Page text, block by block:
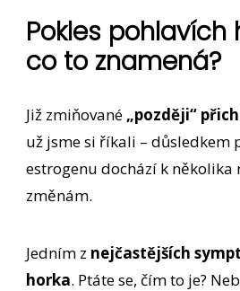
Pokles pohlavích
co to znamená?
Již zmiňované „později“
už jsme si říkali – důsledkem
estrogenu dochází k
změnám.
Jedním z nejčastějších
horka. Ptáte se, čím to je?